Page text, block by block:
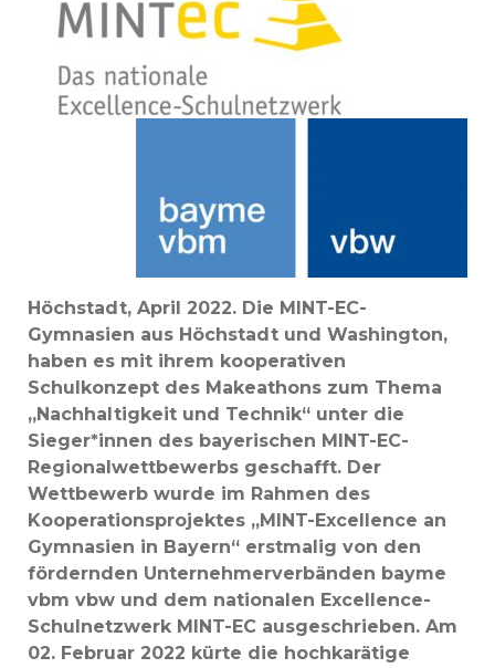
Höchstadt, April 2022. Die MINT-EC-
Gymnasien aus Höchstadt und Washington,
haben es mit ihrem kooperativen
Schulkonzept des Makeathons zum Thema
„Nachhaltigkeit und Technik“ unter die
Sieger*innen des bayerischen MINT-EC-
Regionalwettbewerbs geschafft. Der
Wettbewerb wurde im Rahmen des
Kooperationsprojektes „MINT-Excellence an
Gymnasien in Bayern“ erstmalig von den
fördernden Unternehmerverbänden bayme
vbm vbw und dem nationalen Excellence-
Schulnetzwerk MINT-EC ausgeschrieben. Am
02. Februar 2022 kürte die hochkarätige